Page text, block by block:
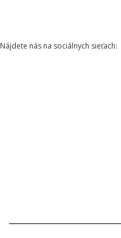
Nájdete nás na sociálnych sieťach: